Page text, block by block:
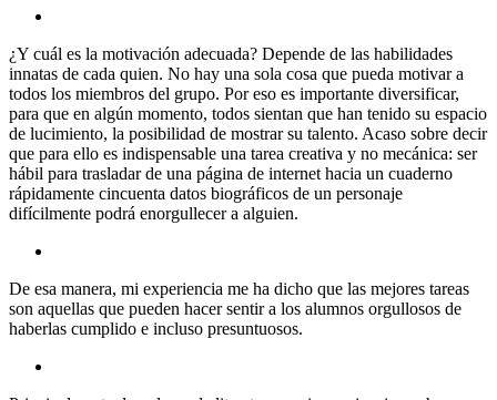
¿Y cuál es la motivación adecuada? Depende de las habilidades
innatas de cada quien. No hay una sola cosa que pueda motivar a
todos los miembros del grupo. Por eso es importante diversificar,
para que en algún momento, todos sientan que han tenido su espacio
de lucimiento, la posibilidad de mostrar su talento. Acaso sobre decir
que para ello es indispensable una tarea creativa y no mecánica: ser
hábil para trasladar de una página de internet hacia un cuaderno
rápidamente cincuenta datos biográficos de un personaje
difícilmente podrá enorgullecer a alguien.
De esa manera, mi experiencia me ha dicho que las mejores tareas
son aquellas que pueden hacer sentir a los alumnos orgullosos de
haberlas cumplido e incluso presuntuosos.